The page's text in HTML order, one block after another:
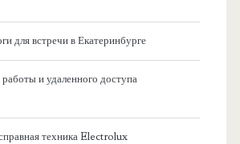
для встречи в Екатеринбурге
и удаленного доступа
техника Electrolux